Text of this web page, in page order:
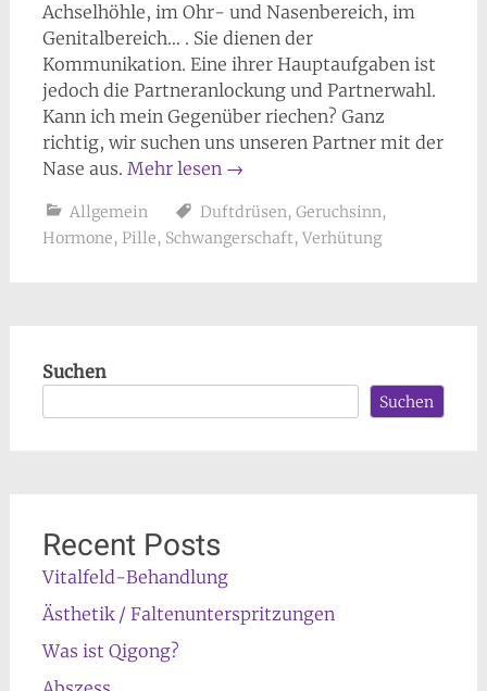
Achselhöhle, im Ohr- und Nasenbereich, im
Genitalbereich… . Sie dienen der
Kommunikation. Eine ihrer Hauptaufgaben ist
jedoch die Partneranlockung und Partnerwahl.
Kann ich mein Gegenüber riechen? Ganz
richtig, wir suchen uns unseren Partner mit der
Nase aus. Mehr lesen →
Allgemein Duftdrüsen, Geruchsinn,
Hormone, Pille, Schwangerschaft, Verhütung
Suchen
Suchen
Recent Posts
Vitalfeld-Behandlung
Ästhetik / Faltenunterspritzungen
Was ist Qigong?